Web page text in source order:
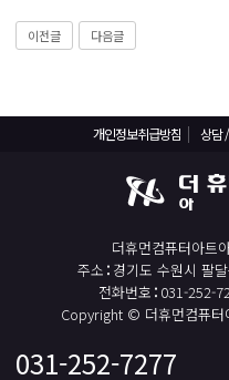
이전글 다음글
개인정보취급방침 상담
더휴먼컴퓨터아트
주소 경기도 수원시 팔
전화번호 031-252-
Copyright © 더휴먼컴퓨터
031-252-7277
디지털컨버전스 자바(JAVA)개발자(전자
전기기능사(필기+실기) 자격증 취득과정
포토샵 자격증 취득과정(GTQ1급)
일러스트 자격증 취득과정(GTQi 1급)
전산회계 1급 / FAT 1급 자격증 취득과정
전산세무 2급 / TAT 2급 자격증 취득과정